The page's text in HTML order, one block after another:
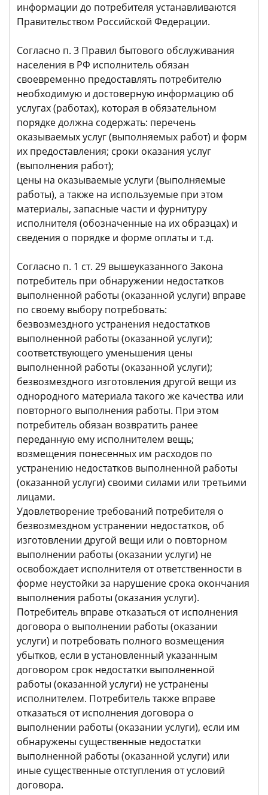
информации до потребителя устанавливаются
Правительством Российской Федерации.
Согласно п. 3 Правил бытового обслуживания
населения в РФ исполнитель обязан
своевременно предоставлять потребителю
необходимую и достоверную информацию об
услугах (работах), которая в обязательном
порядке должна содержать: перечень
оказываемых услуг (выполняемых работ) и форм
их предоставления; сроки оказания услуг
(выполнения работ);
цены на оказываемые услуги (выполняемые
работы), а также на используемые при этом
материалы, запасные части и фурнитуру
исполнителя (обозначенные на их образцах) и
сведения о порядке и форме оплаты и т.д.
Согласно п. 1 ст. 29 вышеуказанного Закона
потребитель при обнаружении недостатков
выполненной работы (оказанной услуги) вправе
по своему выбору потребовать:
безвозмездного устранения недостатков
выполненной работы (оказанной услуги);
соответствующего уменьшения цены
выполненной работы (оказанной услуги);
безвозмездного изготовления другой вещи из
однородного материала такого же качества или
повторного выполнения работы. При этом
потребитель обязан возвратить ранее
переданную ему исполнителем вещь;
возмещения понесенных им расходов по
устранению недостатков выполненной работы
(оказанной услуги) своими силами или третьими
лицами.
Удовлетворение требований потребителя о
безвозмездном устранении недостатков, об
изготовлении другой вещи или о повторном
выполнении работы (оказании услуги) не
освобождает исполнителя от ответственности в
форме неустойки за нарушение срока окончания
выполнения работы (оказания услуги).
Потребитель вправе отказаться от исполнения
договора о выполнении работы (оказании
услуги) и потребовать полного возмещения
убытков, если в установленный указанным
договором срок недостатки выполненной
работы (оказанной услуги) не устранены
исполнителем. Потребитель также вправе
отказаться от исполнения договора о
выполнении работы (оказании услуги), если им
обнаружены существенные недостатки
выполненной работы (оказанной услуги) или
иные существенные отступления от условий
договора.